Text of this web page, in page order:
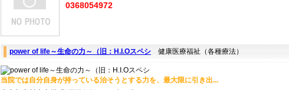
0368054972
power of life～生命の力～（旧：H.I.Oスペシ 健康医療福祉（各種療法）
当院では自分自身が持っている治そうとする力を、最大限に引き出...